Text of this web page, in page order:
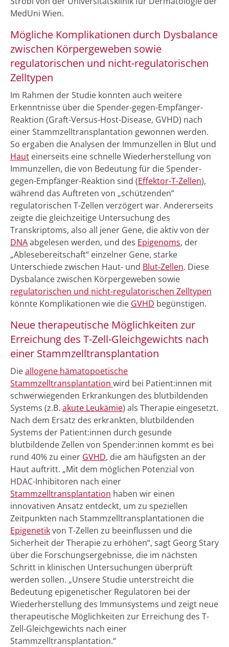
MedUni Wien.
Mögliche Komplikationen durch Dysbalance
zwischen Körpergeweben sowie
regulatorischen und nicht-regulatorischen
Zelltypen
Im Rahmen der Studie konnten auch weitere
Erkenntnisse über die Spender-gegen-Empfänger-
Reaktion (Graft-Versus-Host-Disease, GVHD) nach
einer Stammzelltransplantation gewonnen werden.
So ergaben die Analysen der Immunzellen in Blut und
Haut einerseits eine schnelle Wiederherstellung von
Immunzellen, die von Bedeutung für die Spender-
gegen-Empfänger-Reaktion sind (Effektor-T-Zellen),
während das Auftreten von „schützenden“
regulatorischen T-Zellen verzögert war. Andererseits
zeigte die gleichzeitige Untersuchung des
Transkriptoms, also all jener Gene, die aktiv von der
DNAabgelesen werden, und des Epigenoms, der
„Ablesebereitschaft“ einzelner Gene, starke
Unterschiede zwischen Haut- und Blut-Zellen. Diese
Dysbalance zwischen Körpergeweben sowie
regulatorischen und nicht-regulatorischen Zelltypen
könnte Komplikationen wie die GVHD begünstigen.
Neue therapeutische Möglichkeiten zur
Erreichung des T-Zell-Gleichgewichts nach
einer Stammzelltransplantation
Dieallogene hämatopoetische
Stammzelltransplantation wird bei Patient:innen mit
schwerwiegenden Erkrankungen des blutbildenden
Systems (z.B. akute Leukämie) als Therapie eingesetzt.
Nach dem Ersatz des erkrankten, blutbildenden
Systems der Patient:innen durch gesunde
blutbildende Zellen von Spender:innen kommt es bei
rund 40% zu einer GVHD, die am häufigsten an der
Haut auftritt. „Mit dem möglichen Potenzial von
HDAC-Inhibitoren nach einer
Stammzelltransplantation haben wir einen
innovativen Ansatz entdeckt, um zu speziellen
Zeitpunkten nach Stammzelltransplantationen die
Epigenetikvon T-Zellen zu beeinflussen und die
Sicherheit der Therapie zu erhöhen“, sagt Georg Stary
über die Forschungsergebnisse, die im nächsten
Schritt in klinischen Untersuchungen überprüft
werden sollen. „Unsere Studie unterstreicht die
Bedeutung epigenetischer Regulatoren bei der
Wiederherstellung des Immunsystems und zeigt neue
therapeutische Möglichkeiten zur Erreichung des T-
Zell-Gleichgewichts nach einer
Stammzelltransplantation.“